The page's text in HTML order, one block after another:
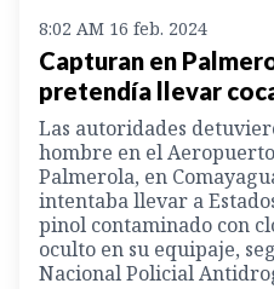
8:02 AM 16 feb. 2024
Capturan en
pretendía llevar
Las autoridades
hombre en el
Palmerola, en
intentaba llevar a
pinol contaminado con
oculto en su equipaje,
Nacional Policial